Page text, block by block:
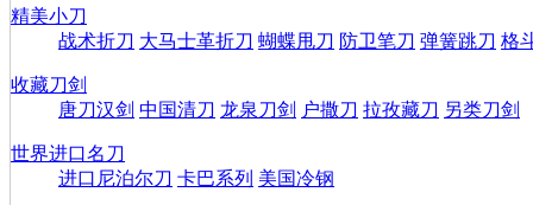
精美小刀
战术折刀 大马士革折刀 蝴蝶甩刀 防卫笔刀 弹簧跳刀 格
收藏刀剑
唐刀汉剑 中国清刀 龙泉刀剑 户撒刀 拉孜藏刀 另类刀剑
世界进口名刀
进口尼泊尔刀 卡巴系列 美国冷钢